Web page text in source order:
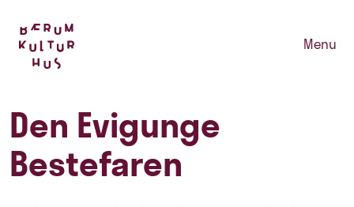
Menu
Den Evigunge
Bestefaren